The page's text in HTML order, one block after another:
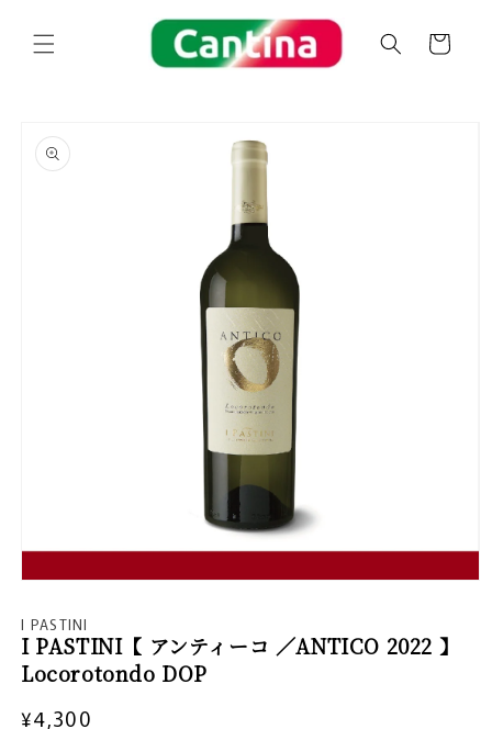
進む
ー
報にス
キップ
ダ
ル
で
デ
I PASTINI
I PASTINI【 アンティーコ ／ANTICO 2022 】
Locorotondo DOP
通
¥4,300